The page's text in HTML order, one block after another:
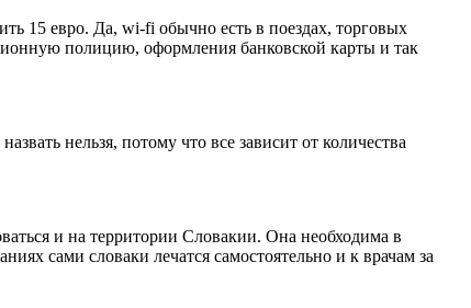
15 евро. Да, wi-fi обычно есть в поездах, торговых
полицию, оформления банковской карты и так
нельзя, потому что все зависит от количества
и на территории Словакии. Она необходима в
сами словаки лечатся самостоятельно и к врачам за